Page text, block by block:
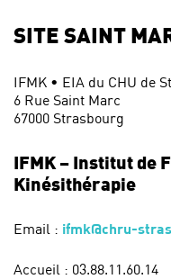
SITE SAINT
IFMK • EIA du CHU de
6 Rue Saint Marc
67000 Strasbourg
IFMK – Institut de
Kinésithérapie
Email : ifmk@chru-
Accueil : 03.88.11.60.14